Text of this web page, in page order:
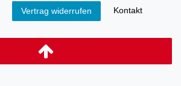
Vertrag widerrufen Kontakt